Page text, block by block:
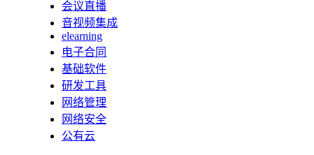
会议直播
音视频集成
elearning
电子合同
基础软件
研发工具
网络管理
网络安全
公有云